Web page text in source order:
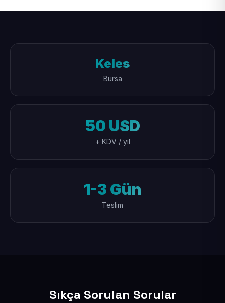
Keles
Bursa
50 USD
+ KDV / yıl
1-3 Gün
Teslim
Sıkça Sorulan Sorular